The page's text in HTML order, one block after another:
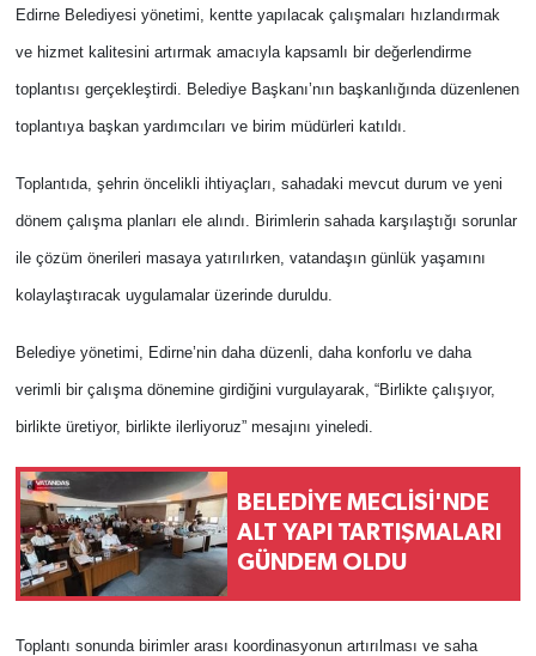
Edirne Belediyesi yönetimi, kentte yapılacak çalışmaları hızlandırmak
ve hizmet kalitesini artırmak amacıyla kapsamlı bir değerlendirme
toplantısı gerçekleştirdi. Belediye Başkanı’nın başkanlığında düzenlenen
toplantıya başkan yardımcıları ve birim müdürleri katıldı.
Toplantıda, şehrin öncelikli ihtiyaçları, sahadaki mevcut durum ve yeni
dönem çalışma planları ele alındı. Birimlerin sahada karşılaştığı sorunlar
ile çözüm önerileri masaya yatırılırken, vatandaşın günlük yaşamını
kolaylaştıracak uygulamalar üzerinde duruldu.
Belediye yönetimi, Edirne’nin daha düzenli, daha konforlu ve daha
verimli bir çalışma dönemine girdiğini vurgulayarak, “Birlikte çalışıyor,
birlikte üretiyor, birlikte ilerliyoruz” mesajını yineledi.
BELEDİYE MECLİSİ'NDE
ALT YAPI TARTIŞMALARI
GÜNDEM OLDU
Toplantı sonunda birimler arası koordinasyonun artırılması ve saha